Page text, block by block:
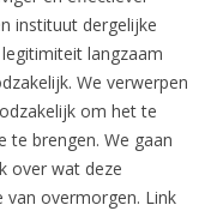
instituut dergelijke
langzaam
We verwerpen
om het te
te brengen. We gaan
over wat deze
van overmorgen. Link